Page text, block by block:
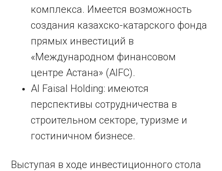
комплекса. Имеется возможность
создания казахско-катарского фонда
прямых инвестиций в
«Международном финансовом
центре Астана» (AIFC).
Al Faisal Holding: имеются
перспективы сотрудничества в
строительном секторе, туризме и
гостиничном бизнесе.
Выступая в ходе инвестиционного стола